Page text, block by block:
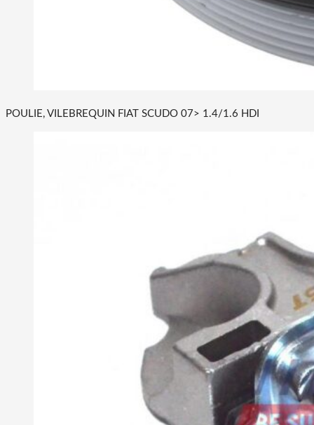
POULIE, VILEBREQUIN FIAT SCUDO 07> 1.4/1.6 HDI